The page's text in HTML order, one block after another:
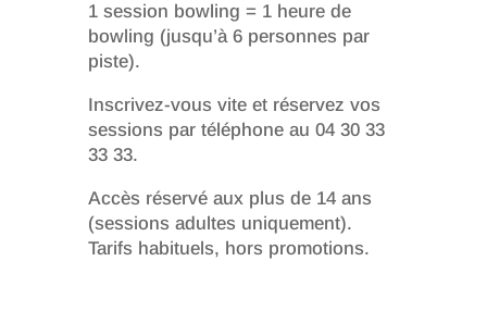
1 session bowling = 1 heure de
bowling (jusqu’à 6 personnes par
piste).
Inscrivez-vous vite et réservez vos
sessions par téléphone au 04 30 33
33 33.
Accès réservé aux plus de 14 ans
(sessions adultes uniquement).
Tarifs habituels, hors promotions.